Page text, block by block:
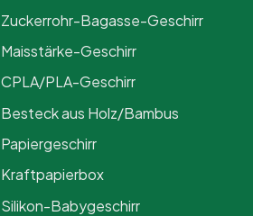
Zuckerrohr-Bagasse-Geschirr
Maisstärke-Geschirr
CPLA/PLA-Geschirr
Besteck aus Holz/Bambus
Papiergeschirr
Kraftpapierbox
Silikon-Babygeschirr